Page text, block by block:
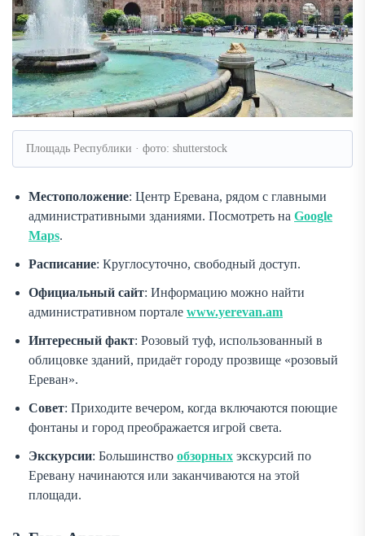
Площадь Республики · фото: shutterstock
Местоположение: Центр Еревана, рядом с главными
административными зданиями. Посмотреть на Google
Maps.
Расписание: Круглосуточно, свободный доступ.
Официальный сайт: Информацию можно найти
административном портале www.yerevan.am
Интересный факт: Розовый туф, использованный в
облицовке зданий, придаёт городу прозвище «розовый
Ереван».
Совет: Приходите вечером, когда включаются поющие
фонтаны и город преображается игрой света.
Экскурсии: Большинство обзорных экскурсий по
Еревану начинаются или заканчиваются на этой
площади.